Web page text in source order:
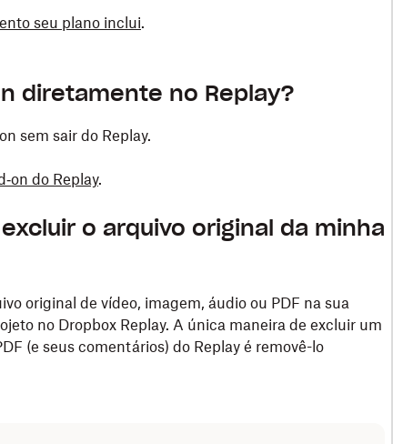
seu plano inclui.
diretamente no Replay?
sem sair do Replay.
do Replay.
o arquivo original da minha
original de vídeo, imagem, áudio ou PDF na sua
no Dropbox Replay. A única maneira de excluir um
(e seus comentários) do Replay é removê-lo